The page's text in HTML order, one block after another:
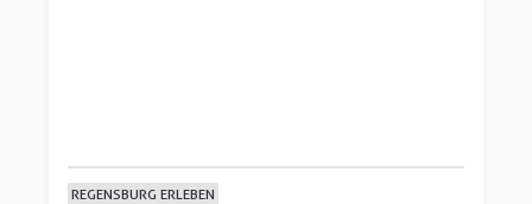
REGENSBURG ERLEBEN